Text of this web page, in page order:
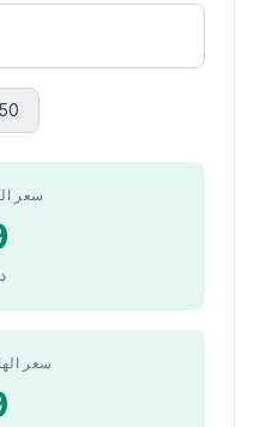
سعر
سعر